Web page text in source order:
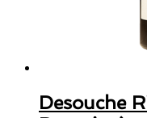
Desouche